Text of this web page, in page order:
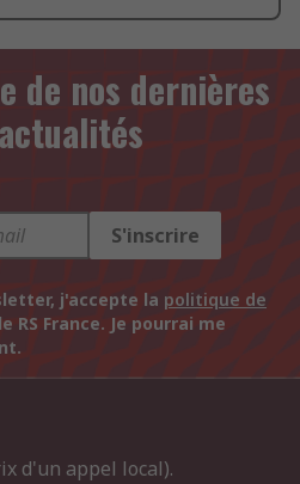
de nos dernières
S'inscrire
j'accepte la politique de
RS France. Je pourrai me
d'un appel local).